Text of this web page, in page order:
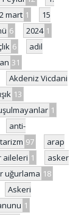
mart 1
15
6 2024 1
6
adil
31
Akdeniz Vicdani
13
1
anti-
97
arap
aileleri 1
asker
uğurlama 18
Askeri
1